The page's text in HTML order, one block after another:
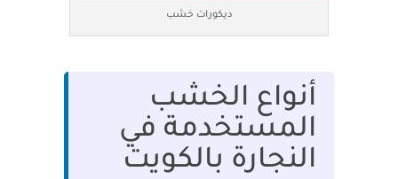
ديكورات خشب
أنواع الخشب
المستخدمة في
النجارة بالكويت